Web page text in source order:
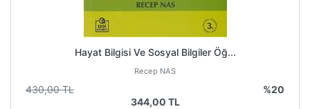
Hayat Bilgisi Ve Sosyal Bilgiler Öğ...
Recep NAS
430,00 TL
%20
344,00 TL